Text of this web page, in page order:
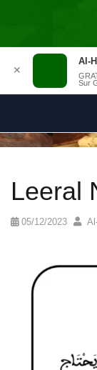
Leeral
05/12/2023 Al-
✕
Al-
Sur